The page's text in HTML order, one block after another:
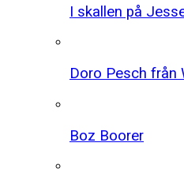
I skallen på
Doro Pesch från
Boz Boorer